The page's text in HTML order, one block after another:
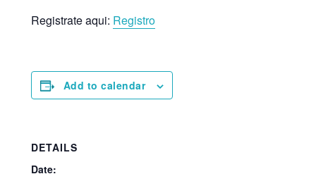
Registrate aqui: Registro
Add to calendar
DETAILS
Date: